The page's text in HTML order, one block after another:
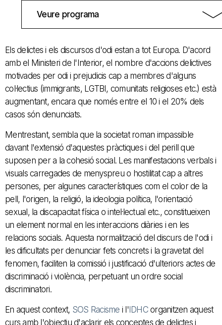
Veure programa
Els delictes i els discursos d'odi estan a tot Europa. D'acord
amb el Ministeri de l'Interior, el nombre d'accions delictives
motivades per odi i prejudicis cap a membres d'alguns
col·lectius (immigrants, LGTBI, comunitats religioses etc.) està
augmentant, encara que només entre el 10 i el 20% dels
casos són denunciats.
Mentrestant, sembla que la societat roman impassible
davant l'extensió d'aquestes pràctiques i del perill que
suposen per a la cohesió social. Les manifestacions verbals i
visuals carregades de menyspreu o hostilitat cap a altres
persones, per algunes característiques com el color de la
pell, l'origen, la religió, la ideologia política, l'orientació
sexual, la discapacitat física o intel·lectual etc., constitueixen
un element normal en les interaccions diàries i en les
relacions socials. Aquesta normalització del discurs de l'odi i
les dificultats per denunciar fets concrets i la gravetat del
fenomen, faciliten la comissió i justificació d'ulteriors actes de
discriminació i violència, perpetuant un ordre social
discriminatori.
En aquest context, SOS Racisme i l'IDHCorganitzen aquest
curs amb l'objectiu d'aclarir els conceptes de delictes i